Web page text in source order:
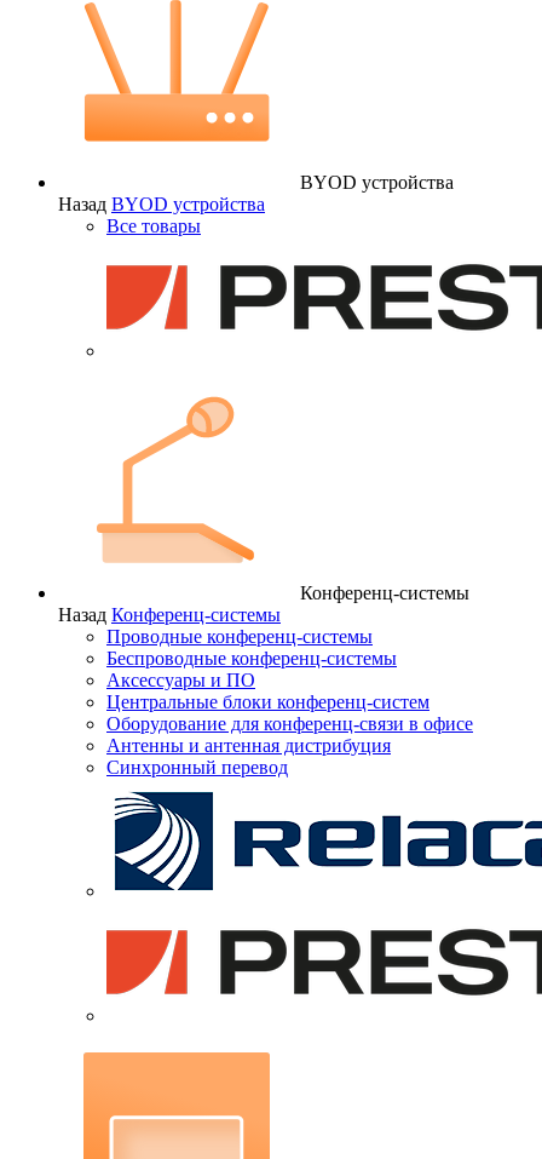
BYOD устройства
Назад BYOD устройства
Все товары
Конференц-системы
Назад Конференц-системы
Проводные конференц-системы
Беспроводные конференц-системы
Аксессуары и ПО
Центральные блоки конференц-систем
Оборудование для конференц-связи в офисе
Антенны и антенная дистрибуция
Синхронный перевод